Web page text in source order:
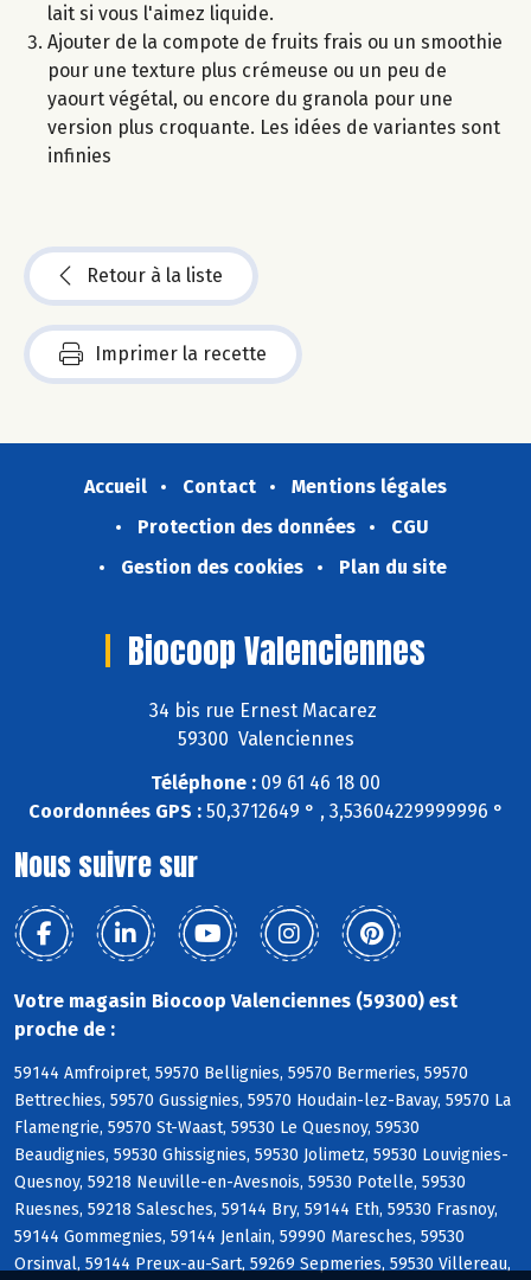
lait si vous l'aimez liquide.
Ajouter de la compote de fruits frais ou un smoothie
pour une texture plus crémeuse ou un peu de
yaourt végétal, ou encore du granola pour une
version plus croquante. Les idées de variantes sont
infinies
Retour à la liste
Imprimer la recette
Accueil Contact
Mentions légales
Protection des données
CGU
Gestion des cookies
Plan du site
Biocoop Valenciennes
34 bis rue Ernest Macarez
59300 Valenciennes
Téléphone : 09 61 46 18 00
Coordonnées GPS :50,3712649 ° , 3,53604229999996 °
Nous suivre sur
Votre magasin Biocoop Valenciennes (59300) est
proche de :
59144 Amfroipret, 59570 Bellignies, 59570 Bermeries, 59570
Bettrechies, 59570 Gussignies, 59570 Houdain-lez-Bavay, 59570 La
Flamengrie, 59570 St-Waast, 59530 Le Quesnoy, 59530
Beaudignies, 59530 Ghissignies, 59530 Jolimetz, 59530 Louvignies-
Quesnoy, 59218 Neuville-en-Avesnois, 59530 Potelle, 59530
Ruesnes, 59218 Salesches, 59144 Bry, 59144 Eth, 59530 Frasnoy,
59144 Gommegnies, 59144 Jenlain, 59990 Maresches, 59530
Orsinval, 59144 Preux-au-Sart, 59269 Sepmeries, 59530 Villereau,